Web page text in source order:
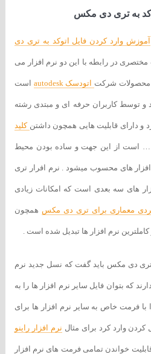
به تری دی مکس
آموزش وارد کردن فایل اتوکد به تری دی
مختصری در رابطه با این دو نرم افزار می
محصولات شرکت اتودسک autodesk است
و توسط کاربران حرفه ای و مبتدی رشته
و دارای قابلیت هایی همچون داشتن کلید
… است از این جهت و ساده بودن محیط
های محسوب میشود . نرم افرار تری
های سه بعدی است که امکانات زیادی
معماری برای تری دی مکس همچون
نرم افزار ها تبدیل شده است .
تری دی مکس باید گفت که نسل جدید نرم
که بتوان فایل سایر نرم افزار ها را به
با فرمت خاص به سایر نرم افزار ها برای
وارد کرد برای مثال نرم افزار راینو
خواندن تمامی فرمت های نرم افزار